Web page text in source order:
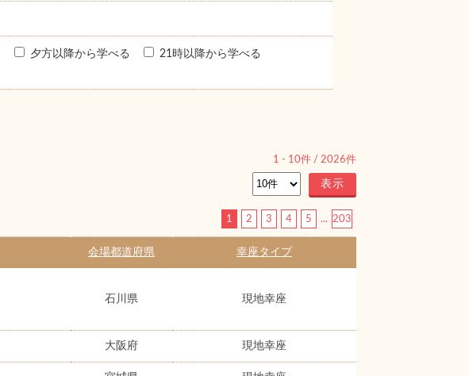
夕方以降から学べる
21時以降から学べる
1 - 10件 / 2026件
1 2 3 4 5 ... 203
会場都道府県 幸座タイプ
石川県 現地幸座
大阪府 現地幸座